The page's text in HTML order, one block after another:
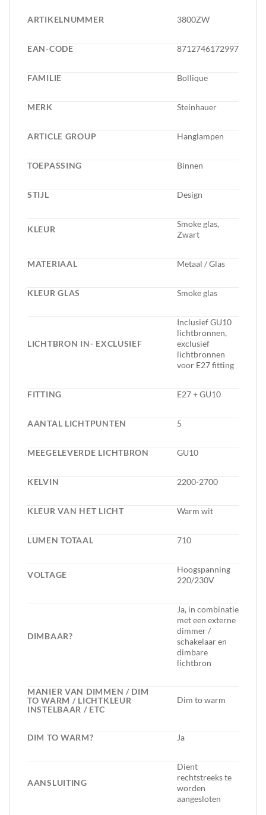
ARTIKELNUMMER 3800ZW
EAN-CODE 8712746172997
FAMILIE Bollique
MERK Steinhauer
ARTICLE GROUP Hanglampen
TOEPASSING Binnen
STIJL Design
KLEUR
Smoke glas,
Zwart
MATERIAAL Metaal / Glas
KLEUR GLAS Smoke glas
LICHTBRON IN- EXCLUSIEF
Inclusief GU10
lichtbronnen,
exclusief
lichtbronnen
voor E27 fitting
FITTING E27 + GU10
AANTAL LICHTPUNTEN 5
MEEGELEVERDE LICHTBRON GU10
KELVIN 2200-2700
KLEUR VAN HET LICHT Warm wit
LUMEN TOTAAL 710
VOLTAGE
Hoogspanning
220/230V
DIMBAAR?
Ja, in combinatie
met een externe
dimmer /
schakelaar en
dimbare
lichtbron
MANIER VAN DIMMEN / DIM
TO WARM / LICHTKLEUR
INSTELBAAR / ETC
Dim to warm
DIM TO WARM? Ja
AANSLUITING
Dient
rechtstreeks te
worden
aangesloten